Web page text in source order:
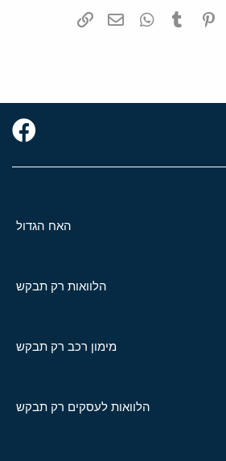
Reddit
Pinterest
Tumblr
WhatsAppדואר אלקטרוני
האח הגדול
הלוואות רק תבקש
מימון רכב רק תבקש
הלוואות לעסקים רק תבקש